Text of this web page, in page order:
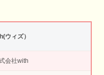
ウィズ）
会社with